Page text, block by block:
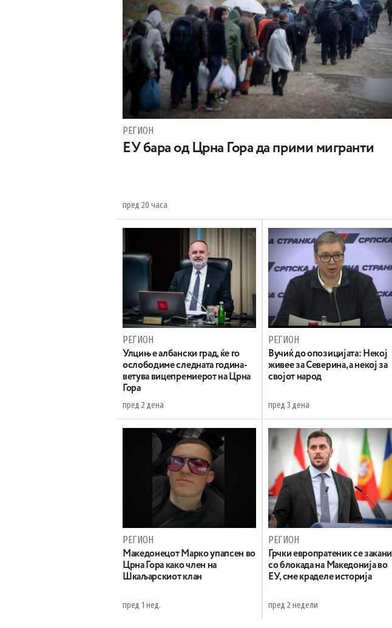
РЕГИОН
EУ бара од Црна Гора да прими мигранти
пред 20 часа
РЕГИОН
Улцињ е албански град, ќе го
ослободиме следната година-
ветува вицепремиерот на Црна
Гора
пред 2 дена
РЕГИОН
Вучиќ до опозицијата: Некој
живее за Северина, а некој за
својот народ
пред 3 дена
РЕГИОН
Maкедонецот Марко упапсен во
Црна Гора како член на
Шкаљарскиот клан
пред 1 нед.
РЕГИОН
Грчки европратеник се закани
со блокада на Македонија во
ЕУ, сме краделе историја
пред 2 недели